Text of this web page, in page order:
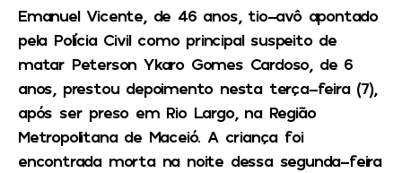
Emanuel Vicente, de 46 anos, tio-avô apontado
pela Polícia Civil como principal suspeito de
matar Peterson Ykaro Gomes Cardoso, de 6
anos, prestou depoimento nesta terça-feira (7),
após ser preso em Rio Largo, na Região
Metropolitana de Maceió. A criança foi
encontrada morta na noite dessa segunda-feira